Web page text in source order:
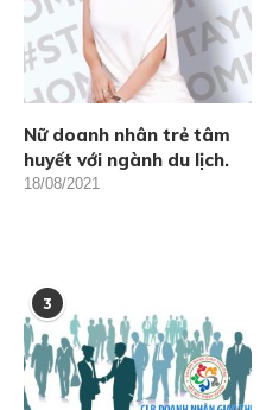
Nữ doanh nhân trẻ tâm
huyết với ngành du lịch.
18/08/2021
3